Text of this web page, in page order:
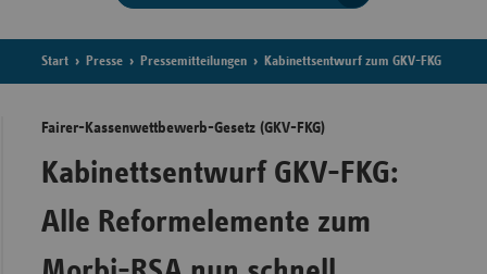
der
Start Presse Pressemitteilungen Kabinettsentwurf zum GKV-FKG
Fairer-Kassenwettbewerb-Gesetz (GKV-FKG)
Kabinettsentwurf GKV-FKG:
Alle Reformelemente zum